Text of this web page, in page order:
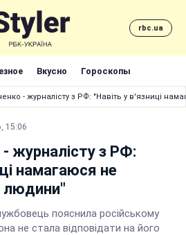
rbc.ua
Вкусно Гороскопы
- журналісту з РФ: "Навіть у в'язниці
15:06
журналісту з РФ:
намагаюся не
людини"
пояснила російському
не стала відповідати на його